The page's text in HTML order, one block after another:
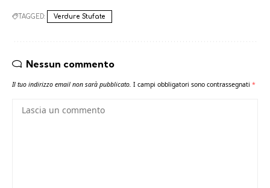
TAGGED: Verdure Stufate
Nessun commento
Il tuo indirizzo email non sarà pubblicato. I campi obbligatori sono contrassegnati *